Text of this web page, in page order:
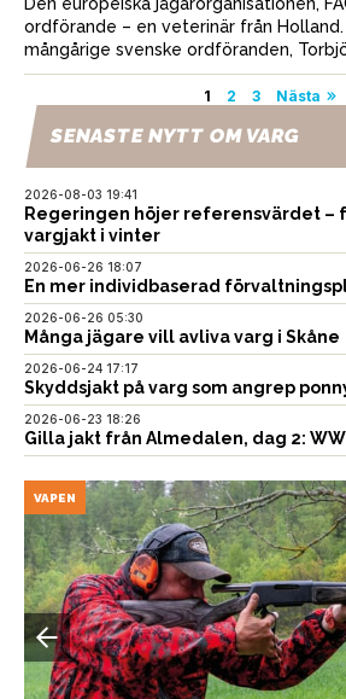
ordförande – en veterinär från
mångårige svenske ordföranden,
Sidnumrering
för
inlägg
1 2 3 Nästa
SENASTE NYTT OM VARG
2026-08-03 19:41
Regeringen höjer referensvärdet –
vargjakt i vinter
2026-06-26 18:07
En mer individbaserad
2026-06-26 05:30
Många jägare vill avliva varg i Skåne
2026-06-24 17:17
Skyddsjakt på varg som angrep
2026-06-23 18:26
Gilla jakt från Almedalen, dag 2:
VAPEN